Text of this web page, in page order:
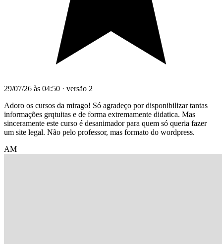
29/07/26 às 04:50 · versão 2
Adoro os cursos da mirago! Só agradeço por disponibilizar tantas
informações grqtuitas e de forma extremamente didatica. Mas
sinceramente este curso é desanimador para quem só queria fazer
um site legal. Não pelo professor, mas formato do wordpress.
AM